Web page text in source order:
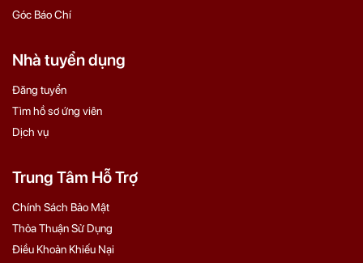
Góc Báo Chí
Nhà tuyển dụng
Đăng tuyển
Tìm hồ sơ ứng viên
Dịch vụ
Trung Tâm Hỗ Trợ
Chính Sách Bảo Mật
Thỏa Thuận Sử Dụng
Điều Khoản Khiếu Nại